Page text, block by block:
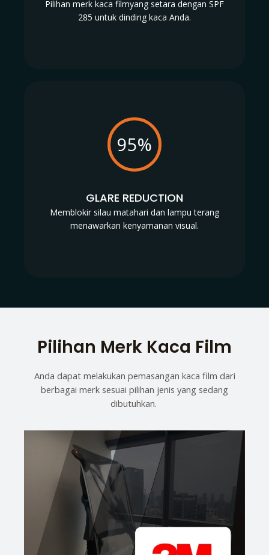
Pilihan merk kaca filmyang setara dengan SPF
285 untuk dinding kaca Anda.
95%
GLARE REDUCTION
Memblokir silau matahari dan lampu terang
menawarkan kenyamanan visual.
Pilihan Merk Kaca Film
Anda dapat melakukan pemasangan kaca film dari
berbagai merk sesuai pilihan jenis yang sedang
dibutuhkan.